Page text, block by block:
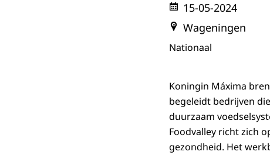
15-05-2024
Wageningen
Nationaal
Koningin Máxima
begeleidt bedrijven
duurzaam
Foodvalley richt zich
gezondheid. Het